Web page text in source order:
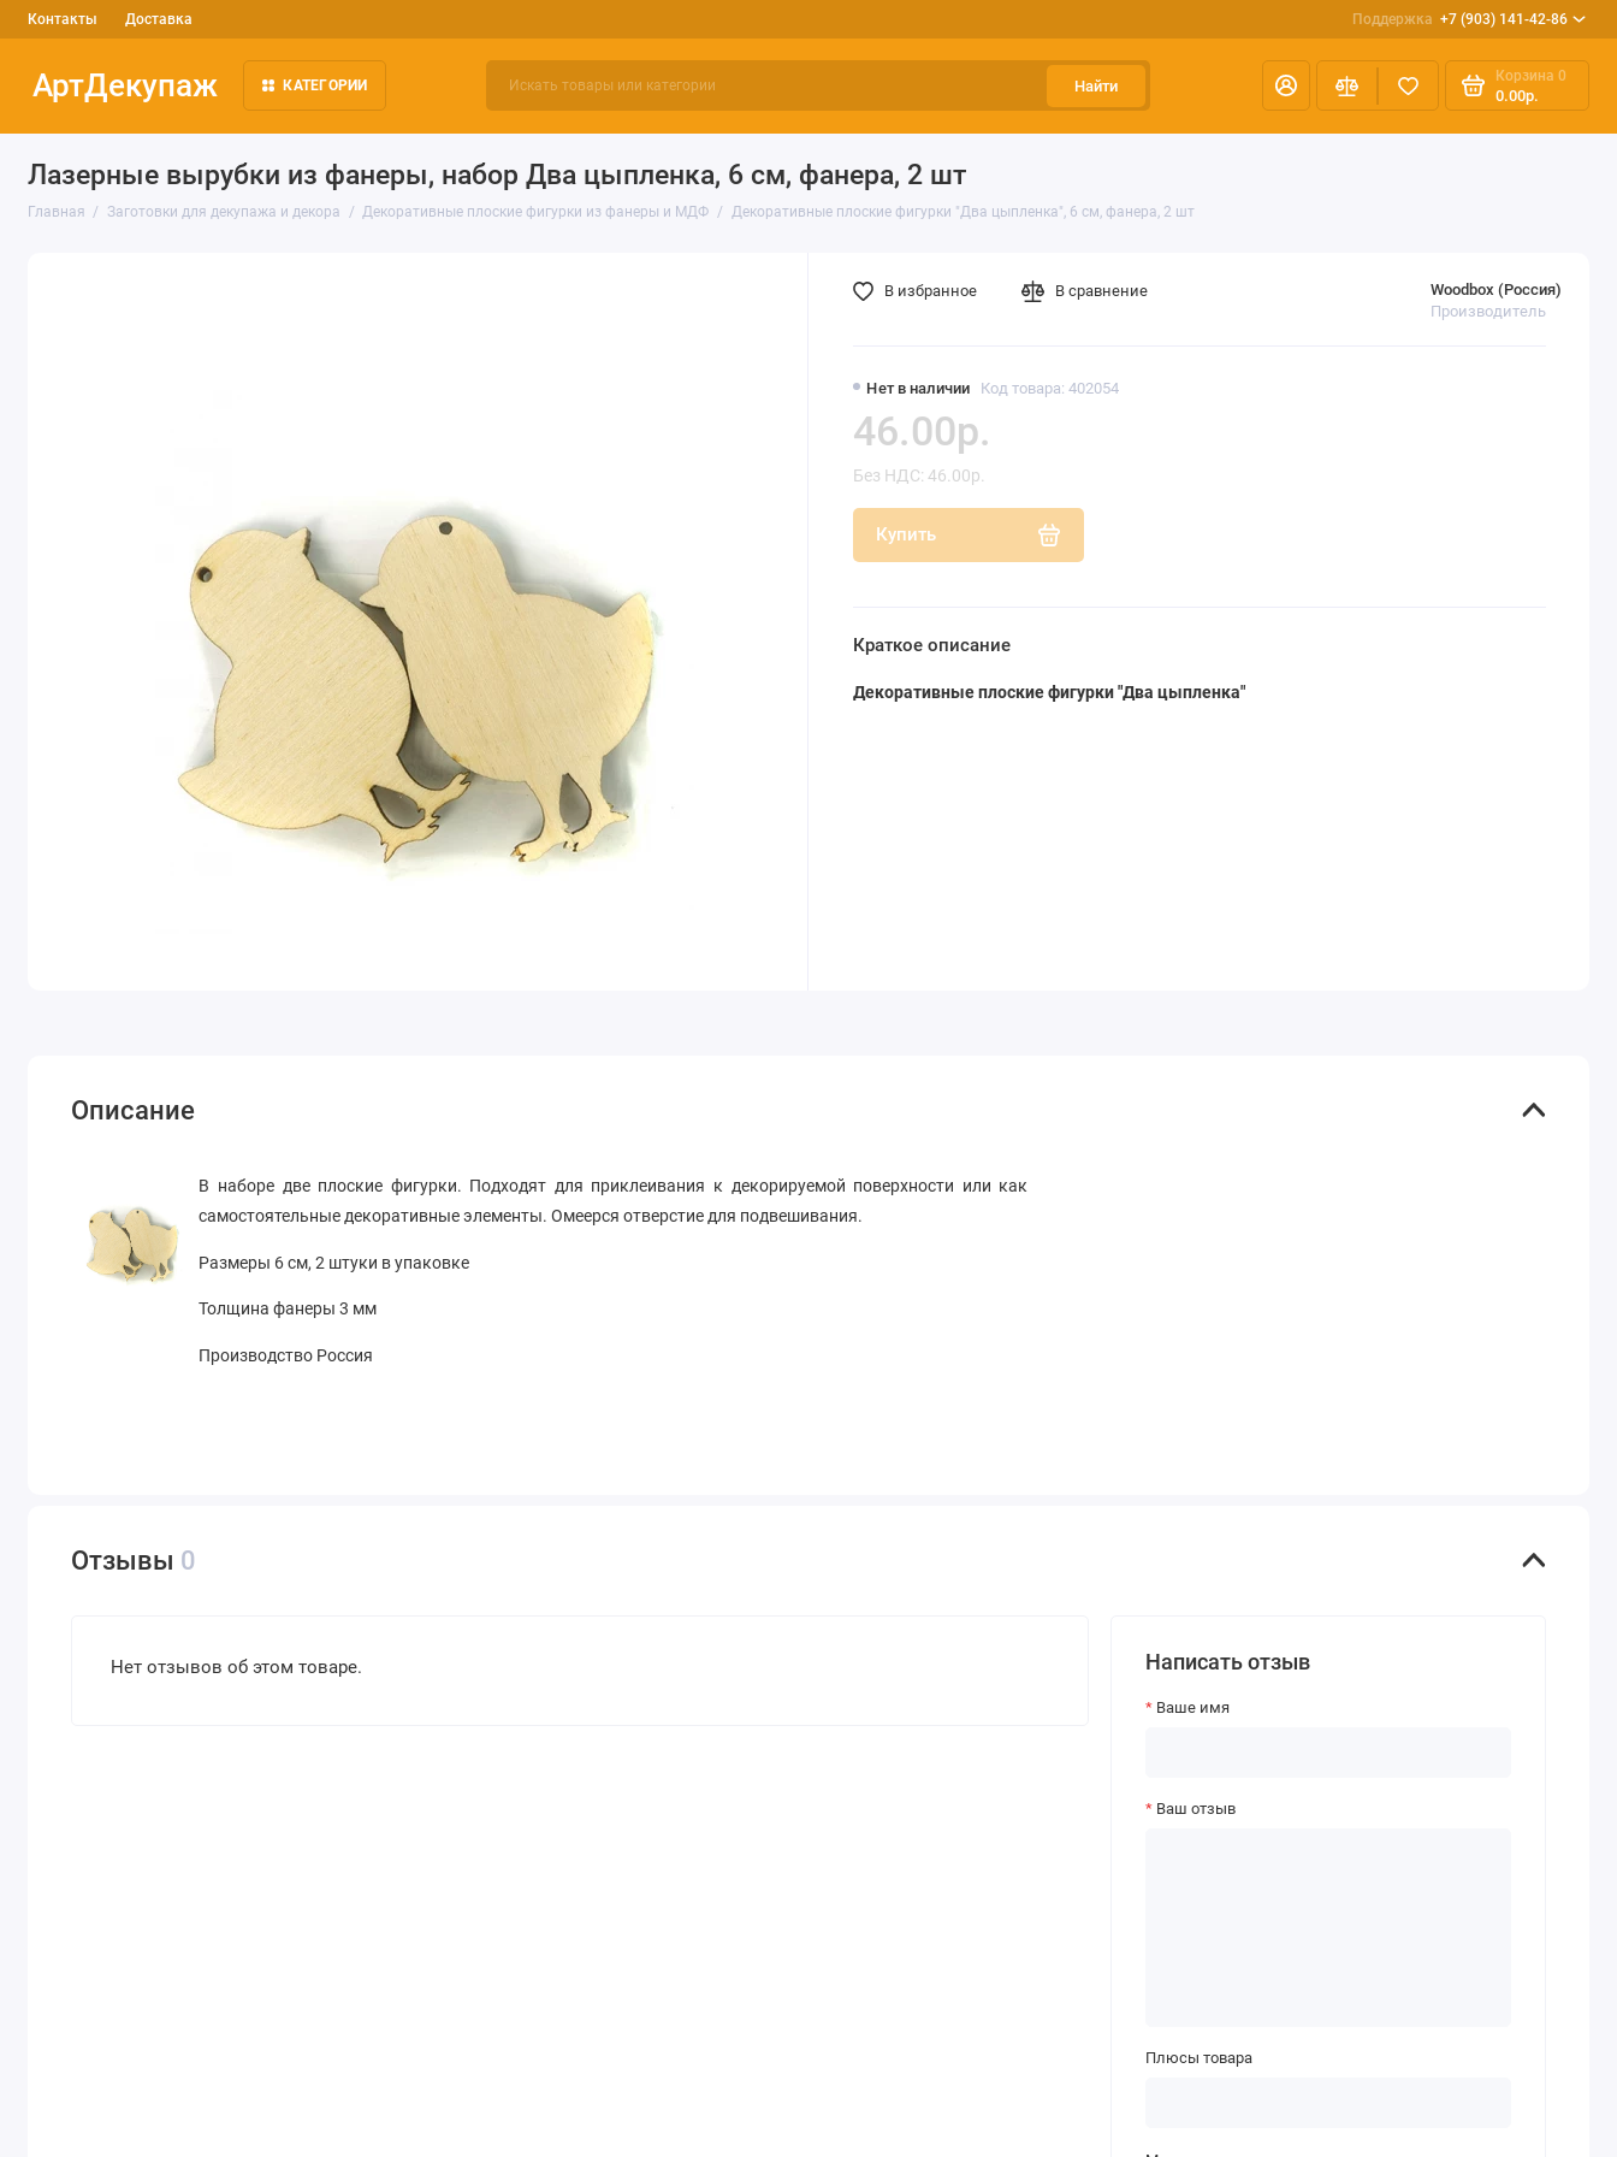
Контакты Доставка Поддержка +7 (903) 141-42-86
АртДекупаж КАТЕГОРИИ Найти
Корзина 0
0.00р.
Лазерные вырубки из фанеры, набор Два цыпленка, 6 см, фанера, 2 шт
Главная Заготовки для декупажа и декора Декоративные плоские фигурки из фанеры и МДФ Декоративные плоские фигурки "Два цыпленка", 6 см, фанера, 2 шт
Нет в наличии Код товара: 402054
Woodbox (Россия)
Производитель
46.00р.
Без НДС: 46.00р.
Купить
В избранное В сравнение
Краткое описание
Декоративные плоские фигурки "Два цыпленка"
Описание
В наборе две плоские фигурки. Подходят для приклеивания к декорируемой поверхности или как
самостоятельные декоративные элементы. Омеерся отверстие для подвешивания.
Размеры 6 см, 2 штуки в упаковке
Толщина фанеры 3 мм
Производство Россия
Отзывы 0
Нет отзывов об этом товаре. Написать отзыв
Ваше имя
Ваш отзыв
Плюсы товара